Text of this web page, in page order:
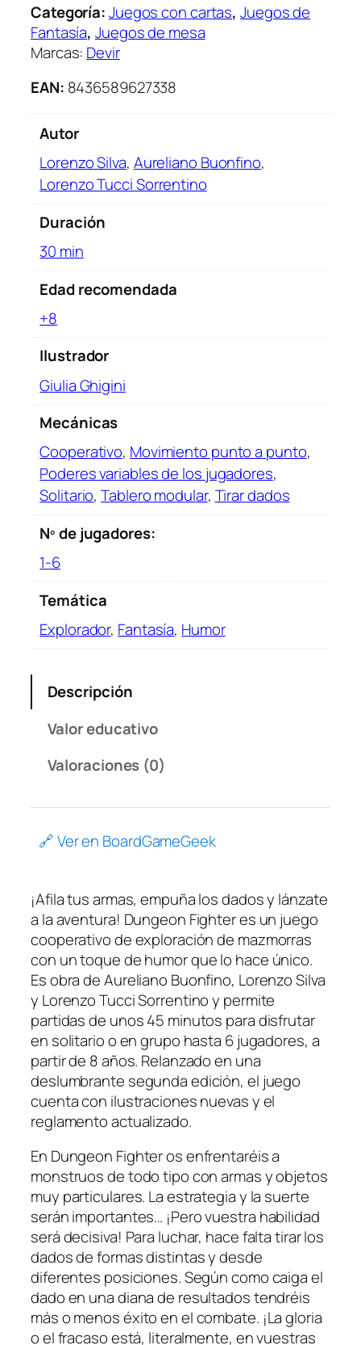
Categoría:Juegos con cartas, Juegos de
Fantasía, Juegos de mesa
Marcas: Devir
EAN: 8436589627338
Autor
Lorenzo Silva, Aureliano Buonfino,
Lorenzo Tucci Sorrentino
Duración
30 min
Edad recomendada
+8
Ilustrador
Giulia Ghigini
Mecánicas
Cooperativo, Movimiento punto a punto,
Poderes variables de los jugadores,
Solitario,Tablero modular, Tirar dados
Nº de jugadores:
1-6
Temática
Explorador, Fantasía, Humor
Descripción
Valor educativo
Valoraciones (0)
🔗 Ver en BoardGameGeek
¡Afila tus armas, empuña los dados y lánzate
a la aventura! Dungeon Fighter es un juego
cooperativo de exploración de mazmorras
con un toque de humor que lo hace único.
Es obra de Aureliano Buonfino, Lorenzo Silva
y Lorenzo Tucci Sorrentino y permite
partidas de unos 45 minutos para disfrutar
en solitario o en grupo hasta 6 jugadores, a
partir de 8 años. Relanzado en una
deslumbrante segunda edición, el juego
cuenta con ilustraciones nuevas y el
reglamento actualizado.
En Dungeon Fighter os enfrentaréis a
monstruos de todo tipo con armas y objetos
muy particulares. La estrategia y la suerte
serán importantes… ¡Pero vuestra habilidad
será decisiva! Para luchar, hace falta tirar los
dados de formas distintas y desde
diferentes posiciones. Según como caiga el
dado en una diana de resultados tendréis
más o menos éxito en el combate. ¡La gloria
o el fracaso está, literalmente, en vuestras